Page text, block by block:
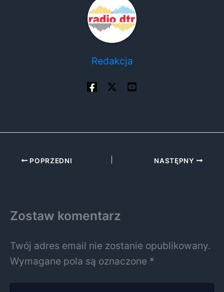
Redakcja
POPRZEDNI NASTĘPNY
Zostaw komentarz
Twój adres email nie zostanie opublikowany.
Wymagane pola są oznaczone *